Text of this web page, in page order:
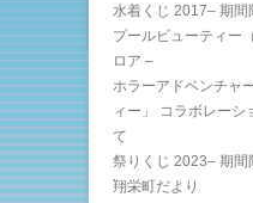
水着くじ 2017– 期間
プールビューティー
ロア –
ホラーアドベンチャ
ィー」 コラボレーシ
て
祭りくじ 2023– 期間
翔栄町だより